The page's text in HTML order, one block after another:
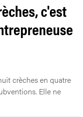
c'est